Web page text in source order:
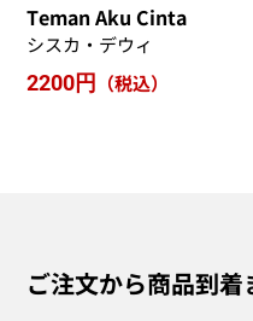
Teman Aku Cinta
シスカ・デウィ
2200円
（税込）
ご注文から商品到着